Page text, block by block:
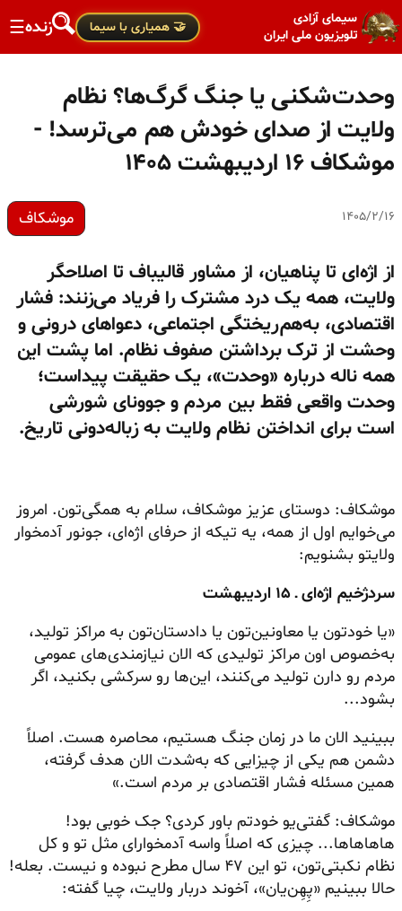
سیمای آزادی
تلویزیون ملی ایران
🤝 همیاری با سیما زنده☰
وحدت‌شکنی یا جنگ گرگ‌ها؟ نظام
ولایت از صدای خودش هم می‌ترسد! -
موشکاف ۱۶ اردیبهشت ۱۴۰۵
۱۴۰۵/۲/۱۶ موشکاف
از اژه‌ای تا پناهیان، از مشاور قالیباف تا اصلاحگر
ولایت، همه یک درد مشترک را فریاد می‌زنند: فشار
اقتصادی، به‌هم‌ریختگی اجتماعی، دعواهای درونی و
وحشت از ترک برداشتن صفوف نظام. اما پشت این
همه ناله درباره «وحدت»، یک حقیقت پیداست؛
وحدت واقعی فقط بین مردم و جوونای شورشی
است برای انداختن نظام ولایت به زباله‌دونی تاریخ.
موشکاف: دوستای عزیز موشکاف، سلام به همگی‌تون. امروز
می‌خوایم اول از همه، یه تیکه از حرفای اژه‌ای، جونور آدمخوار
ولایتو بشنویم:
سردژخیم اژه‌ای ـ ۱۵ اردیبهشت
«یا خودتون یا معاونین‌تون یا دادستان‌تون به مراکز تولید،
به‌خصوص اون مراکز تولیدی که الان نیازمندی‌های عمومی
مردم رو دارن تولید می‌کنند، این‌ها رو سرکشی بکنید، اگر
بشود...
ببینید الان ما در زمان جنگ هستیم، محاصره هست. اصلاً
دشمن هم یکی از چیزایی که به‌شدت الان هدف گرفته،
همین مسئله فشار اقتصادی بر مردم است.»
موشکاف: گفتی‌یو خودتم باور کردی؟ جک خوبی بود!
هاهاهاها... چیزی که اصلاً واسه آدمخوارای مثل تو و کل
نظام نکبتی‌تون، تو این ۴۷ سال مطرح نبوده و نیست. بعله!
حالا ببینیم «پِهِن‌یان»، آخوند دربار ولایت، چیا گفته: